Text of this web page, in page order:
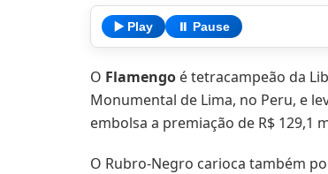
▶️ Play ⏸️ Pause
O Flamengo é tetracampeão da
Monumental de Lima, no Peru, e
embolsa a premiação de R$ 129,1
O Rubro-Negro carioca também